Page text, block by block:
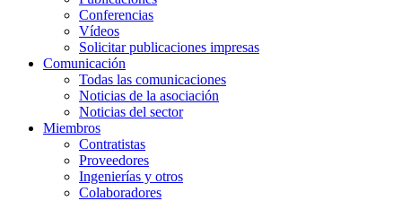
Conferencias
Vídeos
Solicitar publicaciones impresas
Comunicación
Todas las comunicaciones
Noticias de la asociación
Noticias del sector
Miembros
Contratistas
Proveedores
Ingenierías y otros
Colaboradores